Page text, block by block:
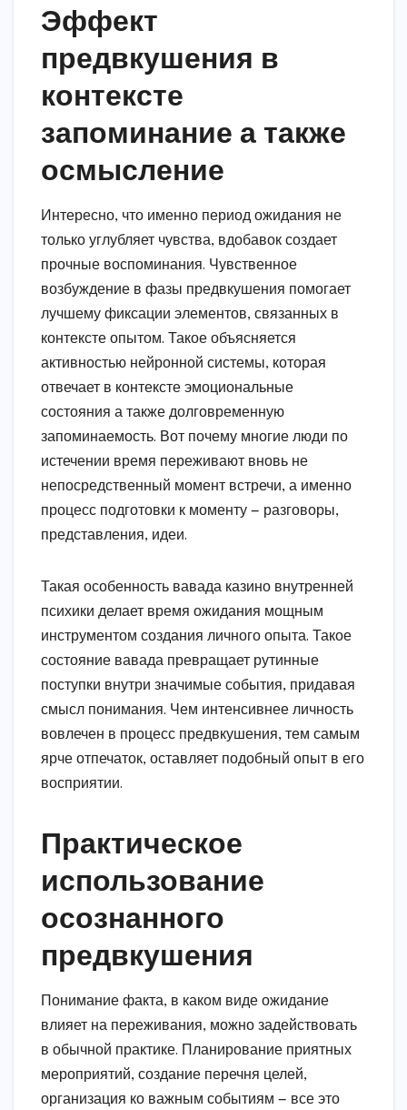
Эффект
предвкушения в
контексте
запоминание а также
осмысление
Интересно, что именно период ожидания не
только углубляет чувства, вдобавок создает
прочные воспоминания. Чувственное
возбуждение в фазы предвкушения помогает
лучшему фиксации элементов, связанных в
контексте опытом. Такое объясняется
активностью нейронной системы, которая
отвечает в контексте эмоциональные
состояния а также долговременную
запоминаемость. Вот почему многие люди по
истечении время переживают вновь не
непосредственный момент встречи, а именно
процесс подготовки к моменту — разговоры,
представления, идеи.
Такая особенность вавада казино внутренней
психики делает время ожидания мощным
инструментом создания личного опыта. Такое
состояние вавада превращает рутинные
поступки внутри значимые события, придавая
смысл понимания. Чем интенсивнее личность
вовлечен в процесс предвкушения, тем самым
ярче отпечаток, оставляет подобный опыт в его
восприятии.
Практическое
использование
осознанного
предвкушения
Понимание факта, в каком виде ожидание
влияет на переживания, можно задействовать
в обычной практике. Планирование приятных
мероприятий, создание перечня целей,
организация ко важным событиям — все это